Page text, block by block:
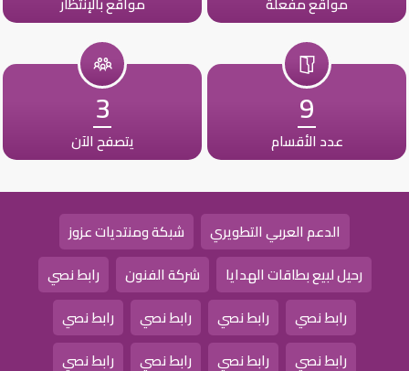
9
عدد الأقسام
3
يتصفح الآن
الدعم العربي التطويري
شبكة ومنتديات عزوز
رحيل لبيع بطاقات الهدايا
شركة الفنون
رابط نصي
رابط نصي
رابط نصي رابط نصي
رابط نصي
رابط نصي
رابط نصي رابط نصي رابط نصي